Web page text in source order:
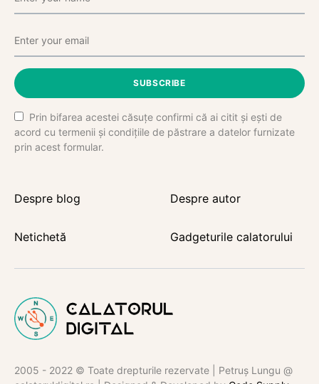
SUBSCRIBE
Prin bifarea acestei căsuțe confirmi că ai citit și ești de
acord cu termenii și condițiile de păstrare a datelor furnizate
prin acest formular.
Despre blog Despre autor
Netichetă Gadgeturile calatorului
2005 - 2022 © Toate drepturile rezervate | Petruș Lungu @